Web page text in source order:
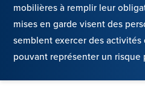
mobilières à remplir leur
mises en garde visent des
semblent exercer des
pouvant représenter un risque